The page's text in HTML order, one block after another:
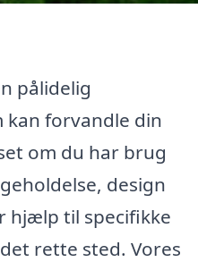
pålidelig
kan forvandle din
om du har brug
design
hjælp til specifikke
rette sted. Vores